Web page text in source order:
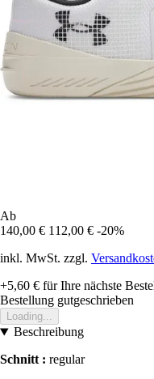
Ab
140,00 € 112,00 € -20%
inkl. MwSt. zzgl.
+5,60 € für Ihre nächste
Bestellung gutgeschrieben
Loading...
Beschreibung
Schnitt : regular